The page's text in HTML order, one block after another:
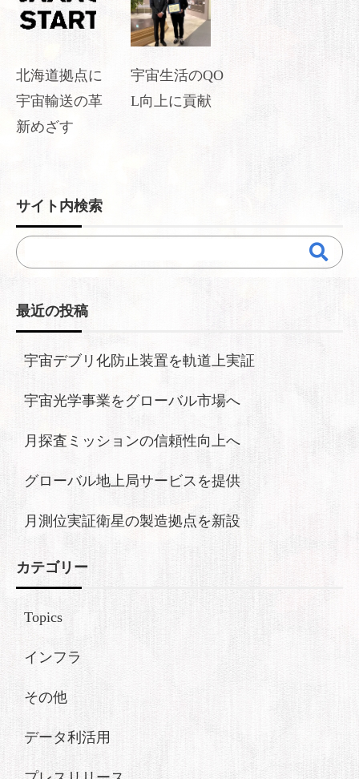
北海道拠点に
宇宙輸送の革
新めざす
宇宙生活のQO
L向上に貢献
サイト内検索
最近の投稿
宇宙デブリ化防止装置を軌道上実証
宇宙光学事業をグローバル市場へ
月探査ミッションの信頼性向上へ
グローバル地上局サービスを提供
月測位実証衛星の製造拠点を新設
カテゴリー
Topics
インフラ
その他
データ利活用